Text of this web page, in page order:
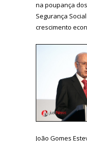
na poupança
Segurança
crescimento
João Gomes